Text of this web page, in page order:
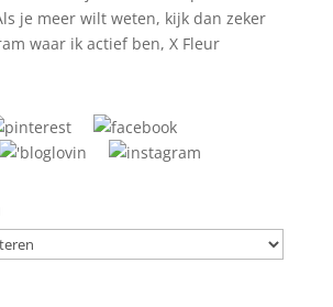
je meer wilt weten, kijk dan zeker
waar ik actief ben, X Fleur